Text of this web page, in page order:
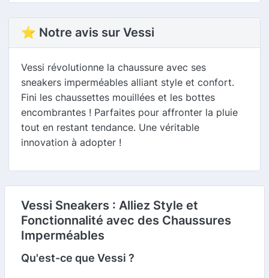
⭐ Notre avis sur Vessi
Vessi révolutionne la chaussure avec ses
sneakers imperméables alliant style et confort.
Fini les chaussettes mouillées et les bottes
encombrantes ! Parfaites pour affronter la pluie
tout en restant tendance. Une véritable
innovation à adopter !
Vessi Sneakers : Alliez Style et
Fonctionnalité avec des Chaussures
Imperméables
Qu'est-ce que Vessi ?